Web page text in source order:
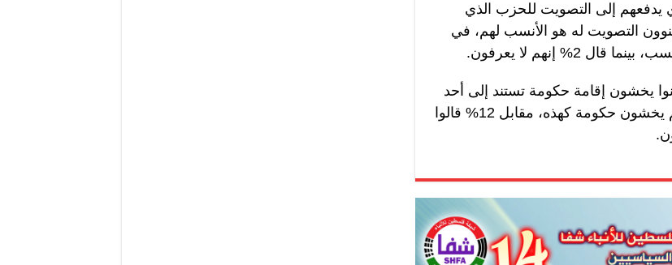
يدفعهم إلى التصويت للحزب الذي
الحزب الذي ينوون التصويت له هو الأنسب لهم، في
يخشون إقامة حكومة تستند إلى أحد
الأحزاب العربية أو تضم أحدها، قال 87% إنهم يخشون حكومة كهذه، مقابل 12% قالوا